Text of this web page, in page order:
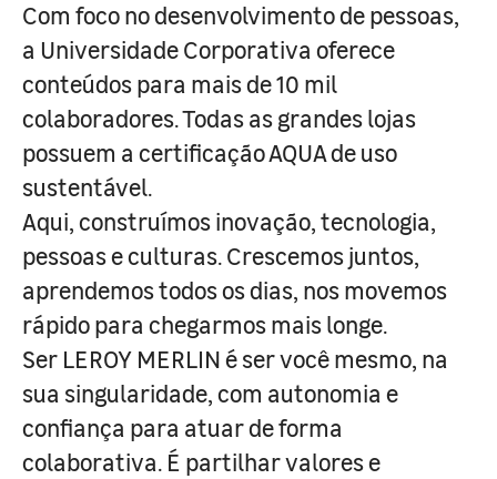
Com foco no desenvolvimento de pessoas,
a Universidade Corporativa oferece
conteúdos para mais de 10 mil
colaboradores. Todas as grandes lojas
possuem a certificação AQUA de uso
sustentável.
Aqui, construímos inovação, tecnologia,
pessoas e culturas. Crescemos juntos,
aprendemos todos os dias, nos movemos
rápido para chegarmos mais longe.
Ser LEROY MERLIN é ser você mesmo, na
sua singularidade, com autonomia e
confiança para atuar de forma
colaborativa. É partilhar valores e